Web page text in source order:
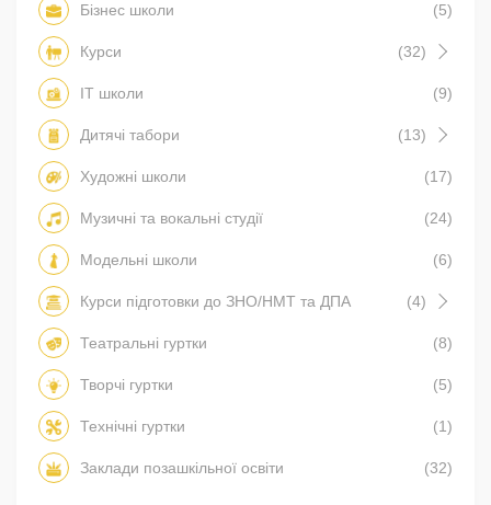
Бізнес школи (5)
Курси (32)
IT школи (9)
Дитячі табори (13)
Художні школи (17)
Музичні та вокальні студії (24)
Модельні школи (6)
Курси підготовки до ЗНО/НМТ та ДПА (4)
Театральні гуртки (8)
Творчі гуртки (5)
Технічні гуртки (1)
Заклади позашкільної освіти (32)